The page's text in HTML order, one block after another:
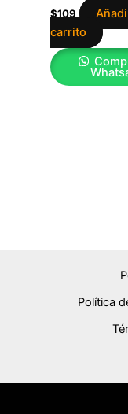
$109
carrito
Política